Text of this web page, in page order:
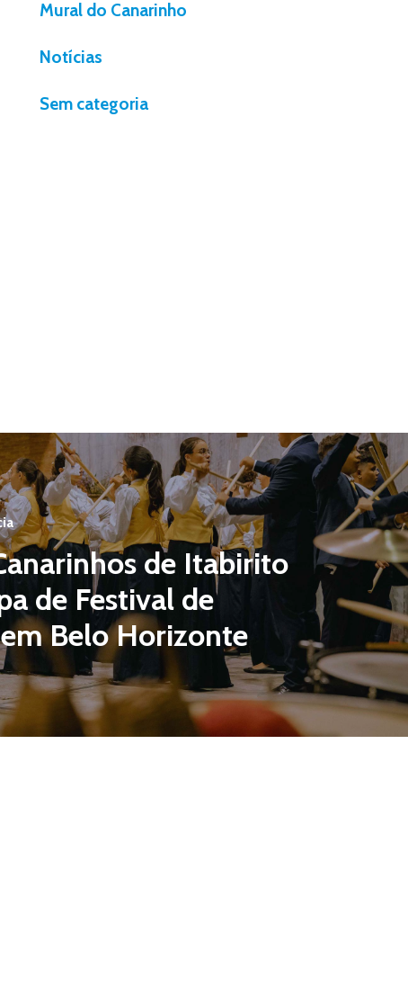
Mural do Canarinho
Notícias
Sem categoria
de Itabirito
de Festival de
Belo Horizonte